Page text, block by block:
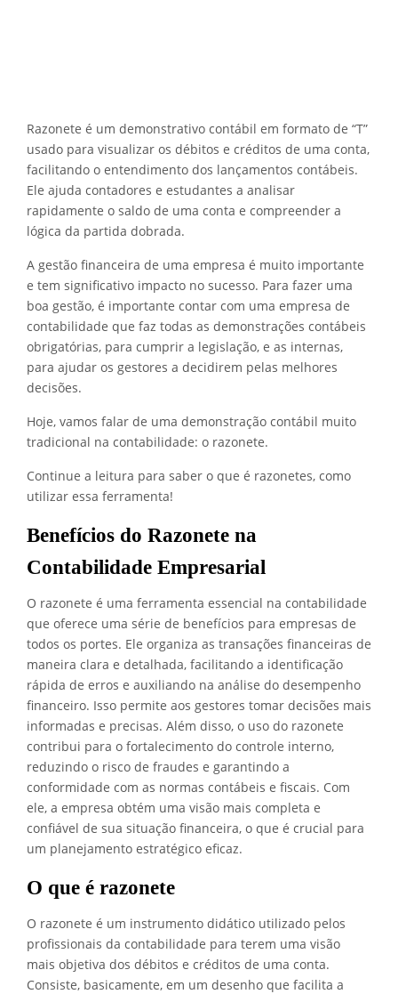
Razonete é um demonstrativo contábil em formato de “T”
usado para visualizar os débitos e créditos de uma conta,
facilitando o entendimento dos lançamentos contábeis.
Ele ajuda contadores e estudantes a analisar
rapidamente o saldo de uma conta e compreender a
lógica da partida dobrada.
A gestão financeira de uma empresa é muito importante
e tem significativo impacto no sucesso. Para fazer uma
boa gestão, é importante contar com uma empresa de
contabilidade que faz todas as demonstrações contábeis
obrigatórias, para cumprir a legislação, e as internas,
para ajudar os gestores a decidirem pelas melhores
decisões.
Hoje, vamos falar de uma demonstração contábil muito
tradicional na contabilidade: o razonete.
Continue a leitura para saber o que é razonetes, como
utilizar essa ferramenta!
Benefícios do Razonete na
Contabilidade Empresarial
O razonete é uma ferramenta essencial na contabilidade
que oferece uma série de benefícios para empresas de
todos os portes. Ele organiza as transações financeiras de
maneira clara e detalhada, facilitando a identificação
rápida de erros e auxiliando na análise do desempenho
financeiro. Isso permite aos gestores tomar decisões mais
informadas e precisas. Além disso, o uso do razonete
contribui para o fortalecimento do controle interno,
reduzindo o risco de fraudes e garantindo a
conformidade com as normas contábeis e fiscais. Com
ele, a empresa obtém uma visão mais completa e
confiável de sua situação financeira, o que é crucial para
um planejamento estratégico eficaz.
O que é razonete
O razonete é um instrumento didático utilizado pelos
profissionais da contabilidade para terem uma visão
mais objetiva dos débitos e créditos de uma conta.
Consiste, basicamente, em um desenho que facilita a